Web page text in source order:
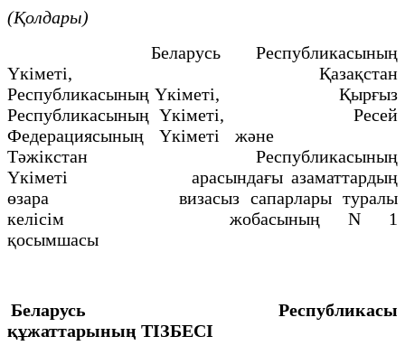
(Қолдары)
Беларусь Республикасының
Yкiметi, Қазақстан
Республикасының Yкiметi, Қырғыз
Республикасының Yкiметi, Ресей
Федерациясының Yкiметi және
Тәжiкстан Республикасының
Yкiметi арасындағы азаматтардың
өзара визасыз сапарлары туралы
келiсiм жобасының N 1
қосымшасы
Беларусь Республикасы
құжаттарының ТIЗБЕСI